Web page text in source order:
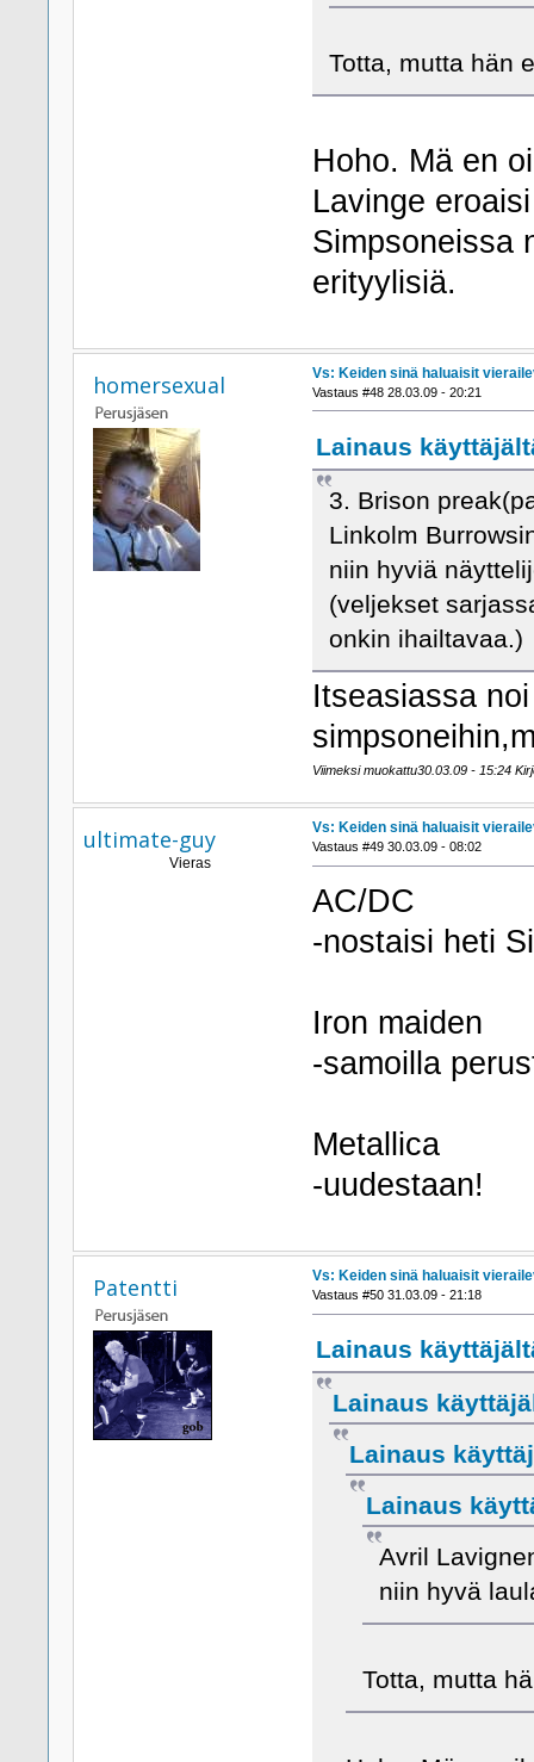
Totta, mutta hän
Hoho. Mä en
Lavinge
Simpsoneissa
erityylisiä.
homersexual Vs: Keiden sinä haluaisit
Vastaus #48 28.03.09 - 20:21
Lainaus
3. Brison
Linkolm
niin hyviä
(veljekset
onkin ihailtavaa.)
Itseasiassa
Viimeksi muokattu30.03.09 - 15:24
ultimate-guy
Vieras
Vs: Keiden sinä haluaisit
Vastaus #49 30.03.09 - 08:02
AC/DC
-nostaisi heti
Iron maiden
-samoilla
Metallica
-uudestaan!
Patentti Vs: Keiden sinä haluaisit
Vastaus #50 31.03.09 - 21:18
Lainaus
Lainaus
Lainaus
Lainaus
Avril
niin hyvä
Totta, mutta